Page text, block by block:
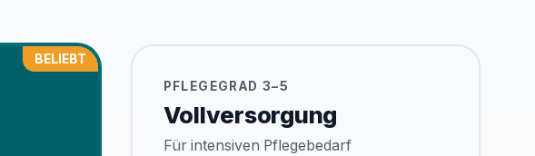
BELIEBT
PFLEGEGRAD 3–5
Vollversorgung
Für intensiven Pflegebedarf